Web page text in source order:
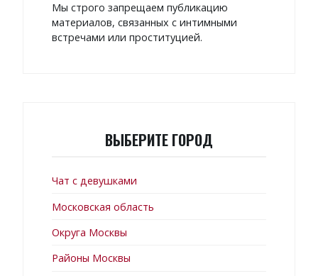
Мы строго запрещаем публикацию
материалов, связанных с интимными
встречами или проституцией.
ВЫБЕРИТЕ ГОРОД
Чат с девушками
Московская область
Округа Москвы
Районы Москвы